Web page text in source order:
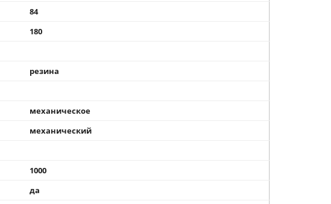
84
180
резина
механическое
механический
1000
да